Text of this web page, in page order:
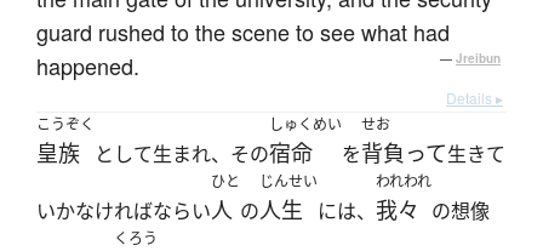
guard rushed to the scene to see what had
happened.
— Jreibun
Details ▸
こうぞく
皇族 として生まれ、その
しゅくめい
宿命 を
せお
背負って生きて
いかなければならい
ひと
人 の
じんせい
人生 には、
われわれ
我々 の想像
くろう